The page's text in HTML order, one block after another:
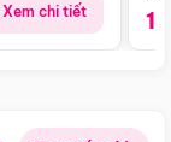
Xem chi tiết